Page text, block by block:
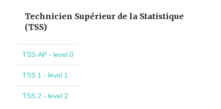
Technicien Supérieur de la Statistique
(TSS)
TSS-AP - level 0
TSS 1 - level 1
TSS 2 - level 2